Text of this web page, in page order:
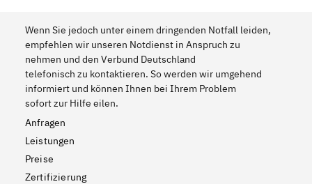
Wenn Sie jedoch unter einem dringenden Notfall leiden,
empfehlen wir unseren Notdienst in Anspruch zu
nehmen und den Verbund Deutschland
telefonisch zu kontaktieren. So werden wir umgehend
informiert und können Ihnen bei Ihrem Problem
sofort zur Hilfe eilen.
Anfragen
Leistungen
Preise
Zertifizierung